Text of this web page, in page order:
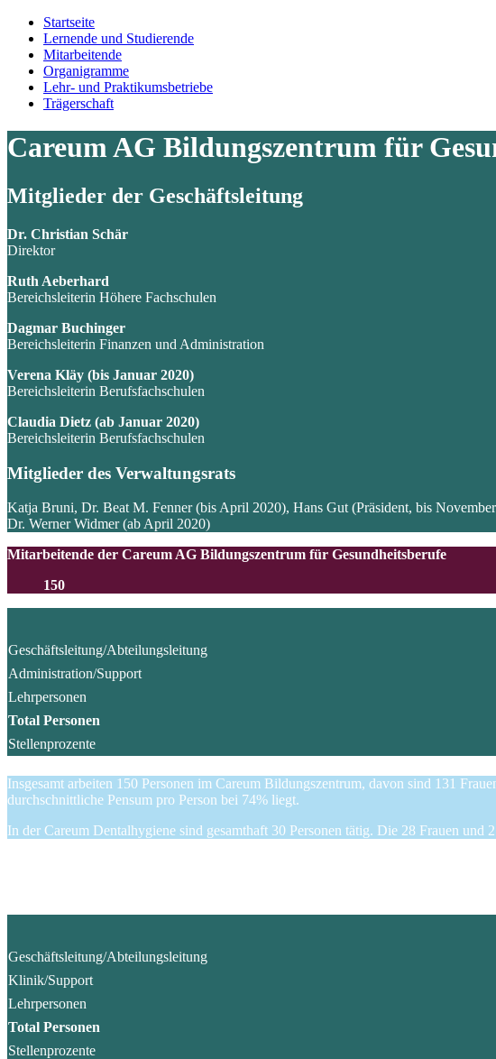
Startseite
Lernende und Studierende
Mitarbeitende
Organigramme
Lehr- und Praktikumsbetriebe
Trägerschaft
Careum AG Bildungszentrum für
Mitglieder der Geschäftsleitung
Dr. Christian Schär
Direktor
Ruth Aeberhard
Bereichsleiterin Höhere Fachschulen
Dagmar Buchinger
Bereichsleiterin Finanzen und Administration
Verena Kläy (bis Januar 2020)
Bereichsleiterin Berufsfachschulen
Claudia Dietz (ab Januar 2020)
Bereichsleiterin Berufsfachschulen
Mitglieder des Verwaltungsrats
Katja Bruni, Dr. Beat M. Fenner (bis April 2020), Hans Gut (Präsident, bis
Dr. Werner Widmer (ab April 2020)
Mitarbeitende der Careum AG Bildungszentrum für Gesundheitsberufe
150
Geschäftsleitung/Abteilungsleitung
Administration/Support
Lehrpersonen
Total Personen
Stellenprozente
Insgesamt arbeiten 150 Personen im Careum Bildungszentrum, davon sind 131
durchschnittliche Pensum pro Person bei 74% liegt.
In der Careum Dentalhygiene sind gesamthaft 30 Personen tätig. Die 28 Frauen
Geschäftsleitung/Abteilungsleitung
Klinik/Support
Lehrpersonen
Total Personen
Stellenprozente